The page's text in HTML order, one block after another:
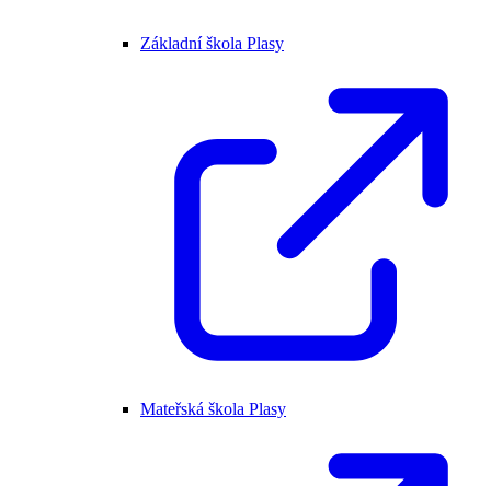
Základní škola Plasy
Mateřská škola Plasy